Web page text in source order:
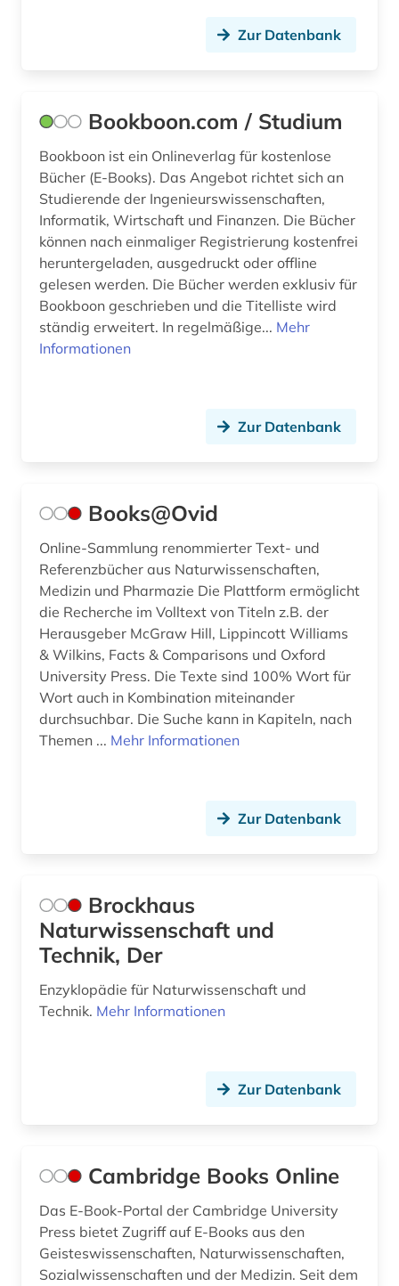
vorabdruck (1)
wahrscheinlichkeitstheorie (1)
walter de gruyter (1)
wirtschaft (1)
wirtschaftswissenschaften (4)
wissenschaft (1)
wissenschaftler (1)
wissenschaftliche literatur (1)
wissenschaftliche zeitschrift (3)
wissenschaftliches arbeiten (1)
wissenschaftsgeschichte (4)
wörterbuch (9)
wörterbuch <fachlexikon> (1)
zitierindex (1)
ökologie (1)
Zur Datenbank
Bookboon.com / Studium
Bookboon ist ein Onlineverlag für kostenlose
Bücher (E-Books). Das Angebot richtet sich an
Studierende der Ingenieurswissenschaften,
Informatik, Wirtschaft und Finanzen. Die Bücher
können nach einmaliger Registrierung kostenfrei
heruntergeladen, ausgedruckt oder offline
gelesen werden. Die Bücher werden exklusiv für
Bookboon geschrieben und die Titelliste wird
ständig erweitert. In regelmäßige... Mehr
Informationen
Zur Datenbank
Books@Ovid
Online-Sammlung renommierter Text- und
Referenzbücher aus Naturwissenschaften,
Medizin und Pharmazie Die Plattform ermöglicht
die Recherche im Volltext von Titeln z.B. der
Herausgeber McGraw Hill, Lippincott Williams
& Wilkins, Facts & Comparisons und Oxford
University Press. Die Texte sind 100% Wort für
Wort auch in Kombination miteinander
durchsuchbar. Die Suche kann in Kapiteln, nach
Themen ... Mehr Informationen
Zur Datenbank
Brockhaus
Naturwissenschaft und
Technik, Der
Enzyklopädie für Naturwissenschaft und
Technik. Mehr Informationen
Zur Datenbank
Cambridge Books Online
Das E-Book-Portal der Cambridge University
Press bietet Zugriff auf E-Books aus den
Geisteswissenschaften, Naturwissenschaften,
Sozialwissenschaften und der Medizin. Seit dem